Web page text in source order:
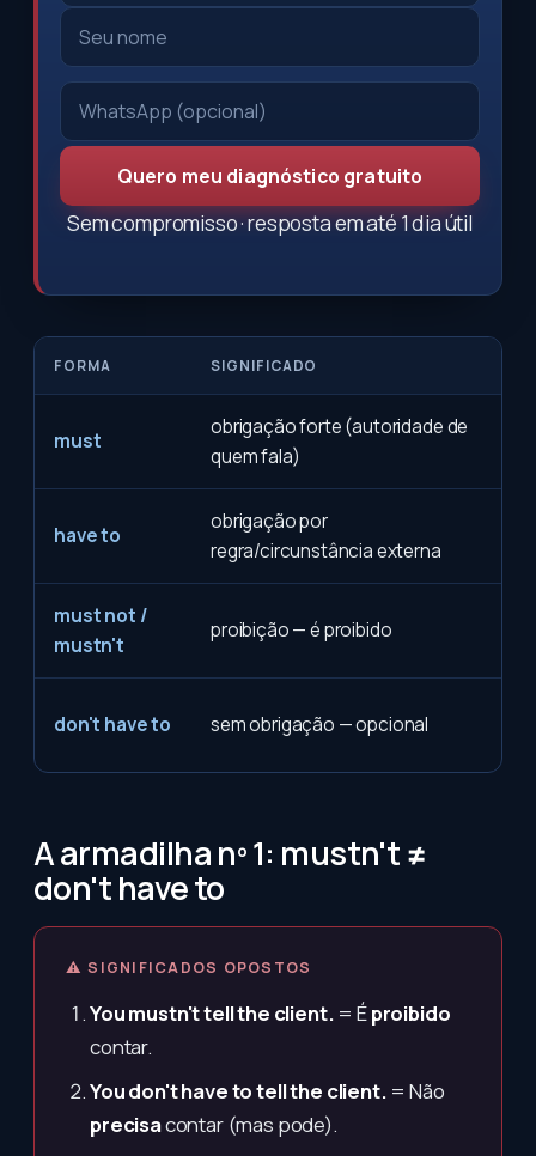
Quero meu diagnóstico gratuito
Sem compromisso · resposta em até 1 dia útil
FORMA SIGNIFICADO
must
obrigação forte (autoridade de
quem fala)
have to
obrigação por
regra/circunstância externa
must not /
mustn't
proibição — é proibido
don't have to sem obrigação — opcional
A armadilha nº 1: mustn't ≠
don't have to
⚠ SIGNIFICADOS OPOSTOS
You mustn't tell the client. = Éproibido
contar.
You don't have to tell the client. = Não
precisacontar (mas pode).